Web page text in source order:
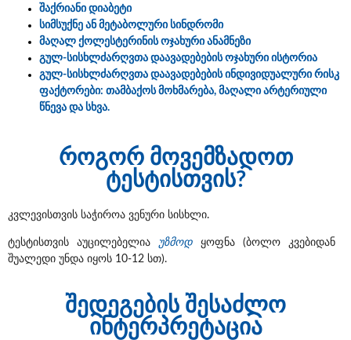
შაქრიანი დიაბეტი
სიმსუქნე ან მეტაბოლური სინდრომი
მაღალ ქოლესტერინის ოჯახური ანამნეზი
გულ-სისხლძარღვთა დაავადებების ოჯახური ისტორია
გულ-სისხლძარღვთა დაავადებების ინდივიდუალური რისკ
ფაქტორები: თამბაქოს მოხმარება, მაღალი არტერიული
წნევა და სხვა.
როგორ მოვემზადოთ
ტესტისთვის?
კვლევისთვის საჭიროა ვენური სისხლი.
ტესტისთვის აუცილებელია უზმოდყოფნა (ბოლო კვებიდან
შუალედი უნდა იყოს 10-12 სთ).
შედეგების შესაძლო
ინტერპრეტაცია